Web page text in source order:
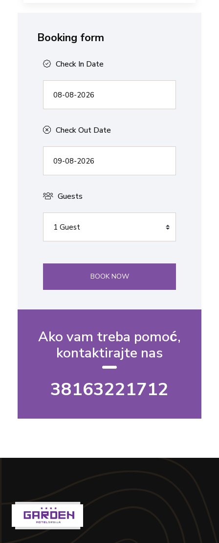
Booking form
Check In Date
Check Out Date
Guests
BOOK NOW
Ako vam treba pomoć,
kontaktirajte nas
38163221712